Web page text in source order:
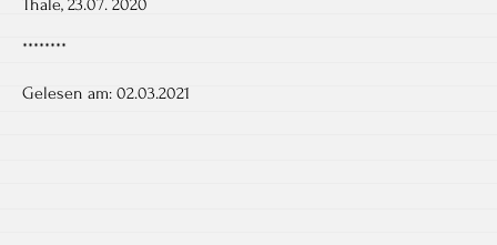
Thale, 23.07. 2020
********
Gelesen am: 02.03.2021